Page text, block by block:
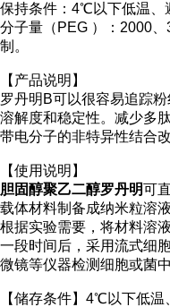
保持条件： 4℃以下低温、
分子量（PEG ）：2000
制。
【产品说明】
罗丹明B可以很容易追踪
溶解度和稳定性。减少多
带电分子的非特异性结合改
【使用说明】
胆固醇聚乙二醇罗丹明可
载体材料制备成纳米粒溶
根据实验需要，将材料溶
一段时间后，采用流式细
微镜等仪器检测细胞或菌
【储存条件】 4℃以下低温